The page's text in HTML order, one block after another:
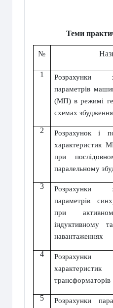
Теми
№
1
Розрахунки
параметрів
(МП) в режимі
схемах збудження
2
Розрахунок і
характеристик
при
паралельному
3
Розрахунки
параметрів
при
індуктивному
навантаженнях
4
трансформаторів
5
Розрахунки